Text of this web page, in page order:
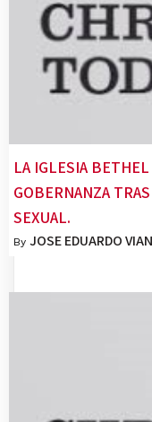
LA IGLESIA
GOBERNANZA
SEXUAL.
By JOSE EDUARDO